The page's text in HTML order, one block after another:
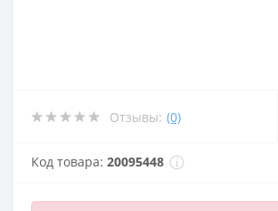
Отзывы: (0)
Код товара: 20095448